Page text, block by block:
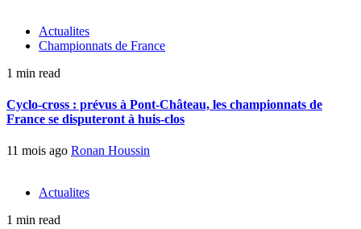
Actualites
Championnats de France
1 min read
Cyclo-cross : prévus à Pont-Château, les championnats de
France se disputeront à huis-clos
11 mois ago Ronan Houssin
Actualites
1 min read